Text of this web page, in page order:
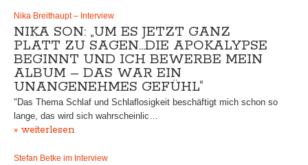
Nika Breithaupt – Interview
NIKA SON: „UM ES JETZT GANZ
PLATT ZU SAGEN…DIE APOKALYPSE
BEGINNT UND ICH BEWERBE MEIN
ALBUM – DAS WAR EIN
UNANGENEHMES GEFÜHL“
"Das Thema Schlaf und Schlaflosigkeit beschäftigt mich schon so
lange, das wird sich wahrscheinlic…
» weiterlesen
Stefan Betke im Interview